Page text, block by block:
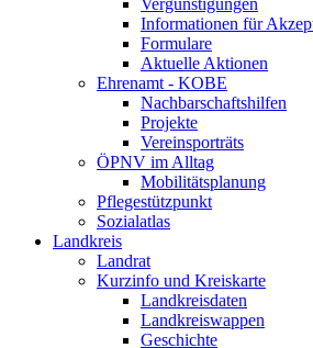
Vergünstigungen
Informationen für
Formulare
Aktuelle Aktionen
Ehrenamt - KOBE
Nachbarschaftshilfen
Projekte
Vereinsporträts
ÖPNV im Alltag
Mobilitätsplanung
Pflegestützpunkt
Sozialatlas
Landkreis
Landrat
Kurzinfo und Kreiskarte
Landkreisdaten
Landkreiswappen
Geschichte